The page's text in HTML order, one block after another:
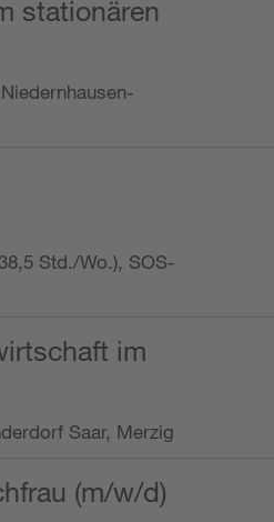
stationären
Std./Wo.), SOS-
im
Saar, Merzig
(m/w/d)